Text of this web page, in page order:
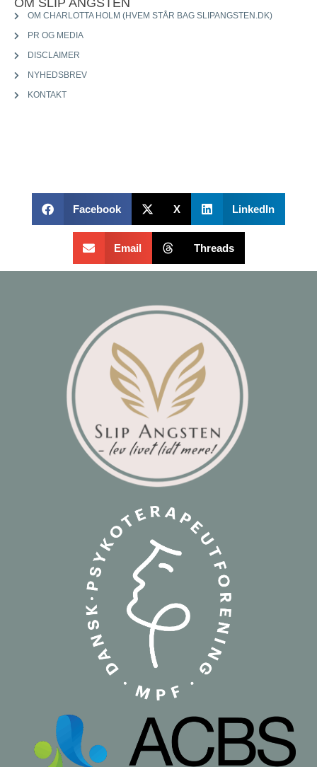
OM SLIP ANGSTEN
OM CHARLOTTA HOLM (HVEM STÅR BAG SLIPANGSTEN.DK)
PR OG MEDIA
DISCLAIMER
NYHEDSBREV
KONTAKT
Facebook X LinkedIn
Email Threads